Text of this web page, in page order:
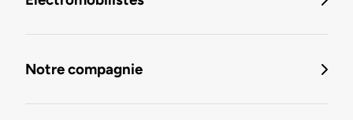
Notre compagnie